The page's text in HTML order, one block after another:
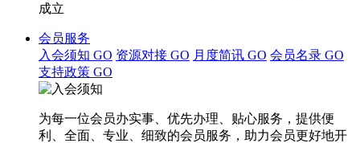
成立
会员服务
入会须知 GO 资源对接 GO 月度简讯 GO 会员名录 GO
支持政策 GO
为每一位会员办实事、优先办理、贴心服务，提供便
利、全面、专业、细致的会员服务，助力会员更好地开